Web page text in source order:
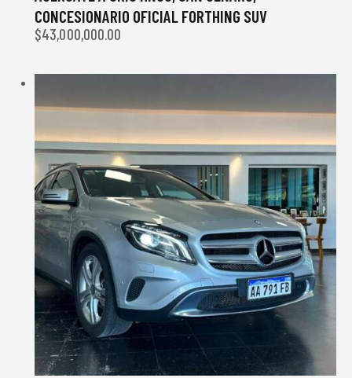
CONCESIONARIO OFICIAL FORTHING SUV
$43,000,000.00